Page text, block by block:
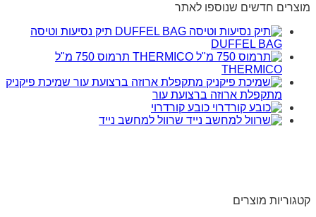
מוצרים חדשים שנוספו לאתר
תיק נסיעות וטיסה
DUFFEL BAG
תרמוס 750 מ"ל
THERMICO
שמיכת פיקניק
מתקפלת ארוזה ברצועת עור
כובע קורדרוי
שרוול למחשב נייד
קטגוריות מוצרים